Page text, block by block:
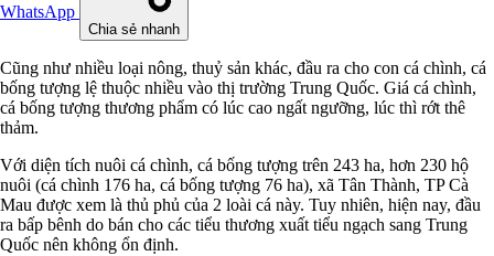
WhatsApp
Chia sẻ nhanh
Cũng như nhiều loại nông, thuỷ sản khác, đầu ra cho con cá chình, cá
bống tượng lệ thuộc nhiều vào thị trường Trung Quốc. Giá cá chình,
cá bống tượng thương phẩm có lúc cao ngất ngưỡng, lúc thì rớt thê
thảm.
Với diện tích nuôi cá chình, cá bống tượng trên 243 ha, hơn 230 hộ
nuôi (cá chình 176 ha, cá bống tượng 76 ha), xã Tân Thành, TP Cà
Mau được xem là thủ phủ của 2 loài cá này. Tuy nhiên, hiện nay, đầu
ra bấp bênh do bán cho các tiểu thương xuất tiểu ngạch sang Trung
Quốc nên không ổn định.